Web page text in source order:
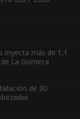
inyecta más de 1,1
La Gomera
de 30